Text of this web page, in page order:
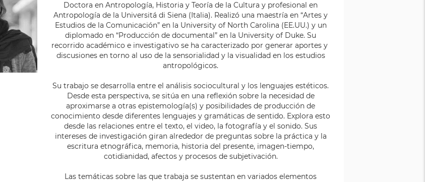
Doctora en Antropología, Historia y Teoría de la Cultura y profesional en
Antropología de la Universitá di Siena (Italia). Realizó una maestría en “Artes y
Estudios de la Comunicación” en la University of North Carolina (EE.UU.) y un
diplomado en “Producción de documental” en la University of Duke. Su
recorrido académico e investigativo se ha caracterizado por generar aportes y
discusiones en torno al uso de la sensorialidad y la visualidad en los estudios
antropológicos.
Su trabajo se desarrolla entre el análisis sociocultural y los lenguajes estéticos.
Desde esta perspectiva, se sitúa en una reflexión sobre la necesidad de
aproximarse a otras epistemología(s) y posibilidades de producción de
conocimiento desde diferentes lenguajes y gramáticas de sentido. Explora esto
desde las relaciones entre el texto, el video, la fotografía y el sonido. Sus
intereses de investigación giran alrededor de preguntas sobre la práctica y la
escritura etnográfica, memoria, historia del presente, imagen-tiempo,
cotidianidad, afectos y procesos de subjetivación.
Las temáticas sobre las que trabaja se sustentan en variados elementos